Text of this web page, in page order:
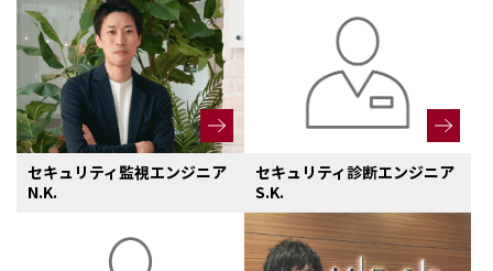
セキュリティ監視エンジニア
N.K.
セキュリティ診断エンジニア
S.K.